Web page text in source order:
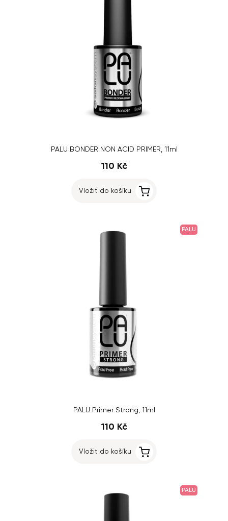
PALU BONDER NON ACID PRIMER, 11ml
110 Kč
Vložit do košíku
PALU
PALU Primer Strong, 11ml
110 Kč
Vložit do košíku
PALU